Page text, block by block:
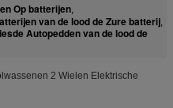
Op batterijen,
van de lood de Zure batterij,
Autopedden van de lood de
2 Wielen Elektrische